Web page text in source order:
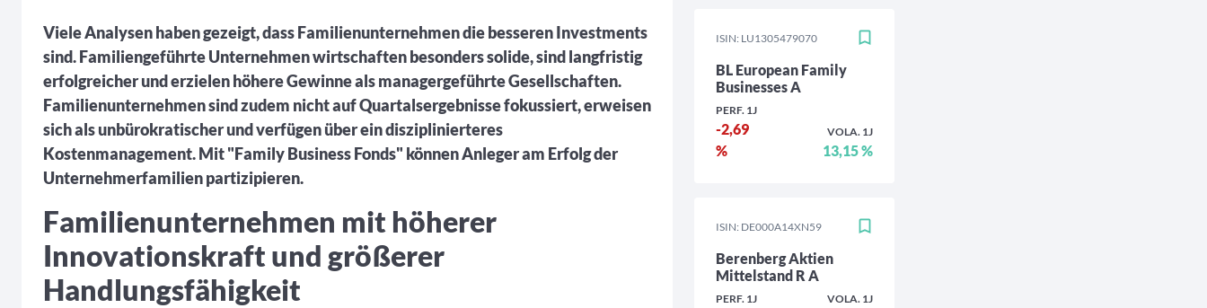
Viele Analysen haben gezeigt, dass Familienunternehmen die besseren Investments
sind. Familiengeführte Unternehmen wirtschaften besonders solide, sind langfristig
erfolgreicher und erzielen höhere Gewinne als managergeführte Gesellschaften.
Familienunternehmen sind zudem nicht auf Quartalsergebnisse fokussiert, erweisen
sich als unbürokratischer und verfügen über ein disziplinierteres
Kostenmanagement. Mit "Family Business Fonds" können Anleger am Erfolg der
Unternehmerfamilien partizipieren.
Familienunternehmen mit höherer
Innovationskraft und größerer
Handlungsfähigkeit
ISIN: LU1305479070
BL European Family
Businesses A
PERF. 1J
-2,69
%
VOLA. 1J
13,15 %
ISIN: DE000A14XN59
Berenberg Aktien
Mittelstand R A
PERF. 1J VOLA. 1J